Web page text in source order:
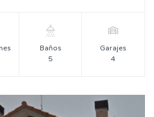
Baños
5
Garajes
4